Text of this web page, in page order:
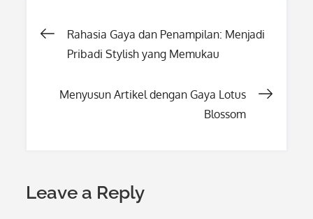
Post
Rahasia Gaya dan Penampilan: Menjadi
Pribadi Stylish yang Memukau
Menyusun Artikel dengan Gaya Lotus
Blossom
Leave a Reply